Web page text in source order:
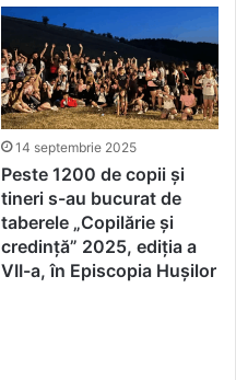
14 septembrie 2025
Peste 1200 de copii și
tineri s-au bucurat de
taberele „Copilărie și
credință” 2025, ediția a
VII-a, în Episcopia Hușilor